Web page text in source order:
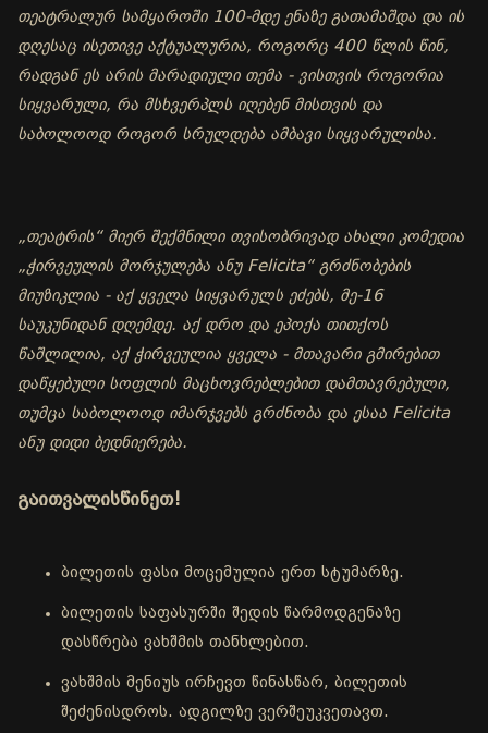
თეატრალურ სამყაროში 100-მდე ენაზე გათამაშდა და ის
დღესაც ისეთივე აქტუალურია, როგორც 400 წლის წინ,
რადგან ეს არის მარადიული თემა - ვისთვის როგორია
სიყვარული, რა მსხვერპლს იღებენ მისთვის და
საბოლოოდ როგორ სრულდება ამბავი სიყვარულისა.
„თეატრის“ მიერ შექმნილი თვისობრივად ახალი კომედია
„ჭირვეულის მორჯულება ანუ Felicita“ გრძნობების
მიუზიკლია - აქ ყველა სიყვარულს ეძებს, მე-16
საუკუნიდან დღემდე. აქ დრო და ეპოქა თითქოს
წაშლილია, აქ ჭირვეულია ყველა - მთავარი გმირებით
დაწყებული სოფლის მაცხოვრებლებით დამთავრებული,
თუმცა საბოლოოდ იმარჯვებს გრძნობა და ესაა Felicita
ანუ დიდი ბედნიერება.
გაითვალისწინეთ!
ბილეთის ფასი მოცემულია ერთ სტუმარზე.
ბილეთის საფასურში შედის წარმოდგენაზე
დასწრება ვახშმის თანხლებით.
ვახშმის მენიუს ირჩევთ წინასწარ, ბილეთის
შეძენისდროს. ადგილზე ვერშეუკვეთავთ.